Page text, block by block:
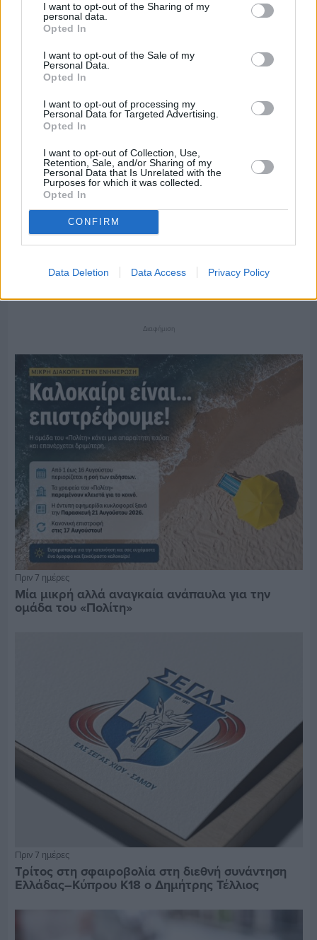
I want to opt-out of the Sharing of my
personal data.
Opted In
I want to opt-out of the Sale of my
Personal Data.
Opted In
I want to opt-out of processing my
Personal Data for Targeted Advertising.
Opted In
I want to opt-out of Collection, Use,
Retention, Sale, and/or Sharing of my
Personal Data that Is Unrelated with the
Purposes for which it was collected.
Opted In
CONFIRM
Data Deletion Data Access Privacy Policy
70 χρόνια ιστορίας και συγκίνησης για το
Ανδρεάδειο Γυμνάσιο Βροντάδου
Πριν 4 ημέρες
Διαφήμιση
Πριν 7 ημέρες
Μία μικρή αλλά αναγκαία ανάπαυλα για την
ομάδα του «Πολίτη»
Πριν 7 ημέρες
Τρίτος στη σφαιροβολία στη διεθνή συνάντηση
Ελλάδας–Κύπρου Κ18 ο Δημήτρης Τέλλιος